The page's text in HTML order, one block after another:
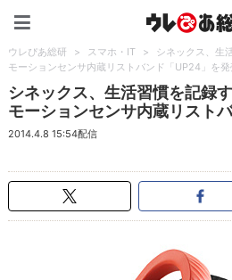
ウレぴあ総研 > スマホ・IT >
シネックス、生
モーションセンサ内蔵リストバンド「UP24」を発
シネックス、生活習慣を記録
モーションセンサ内蔵リスト
2014.4.8 15:54配信